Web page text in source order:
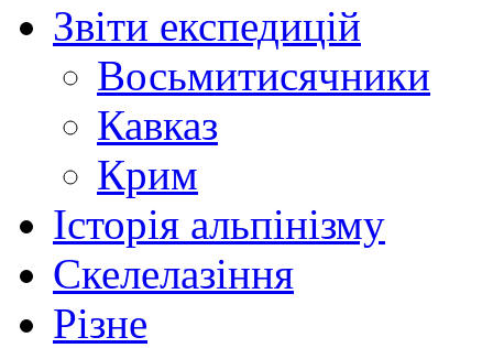
Звіти експедицій
Восьмитисячники
Кавказ
Крим
Історія альпінізму
Скелелазіння
Різне